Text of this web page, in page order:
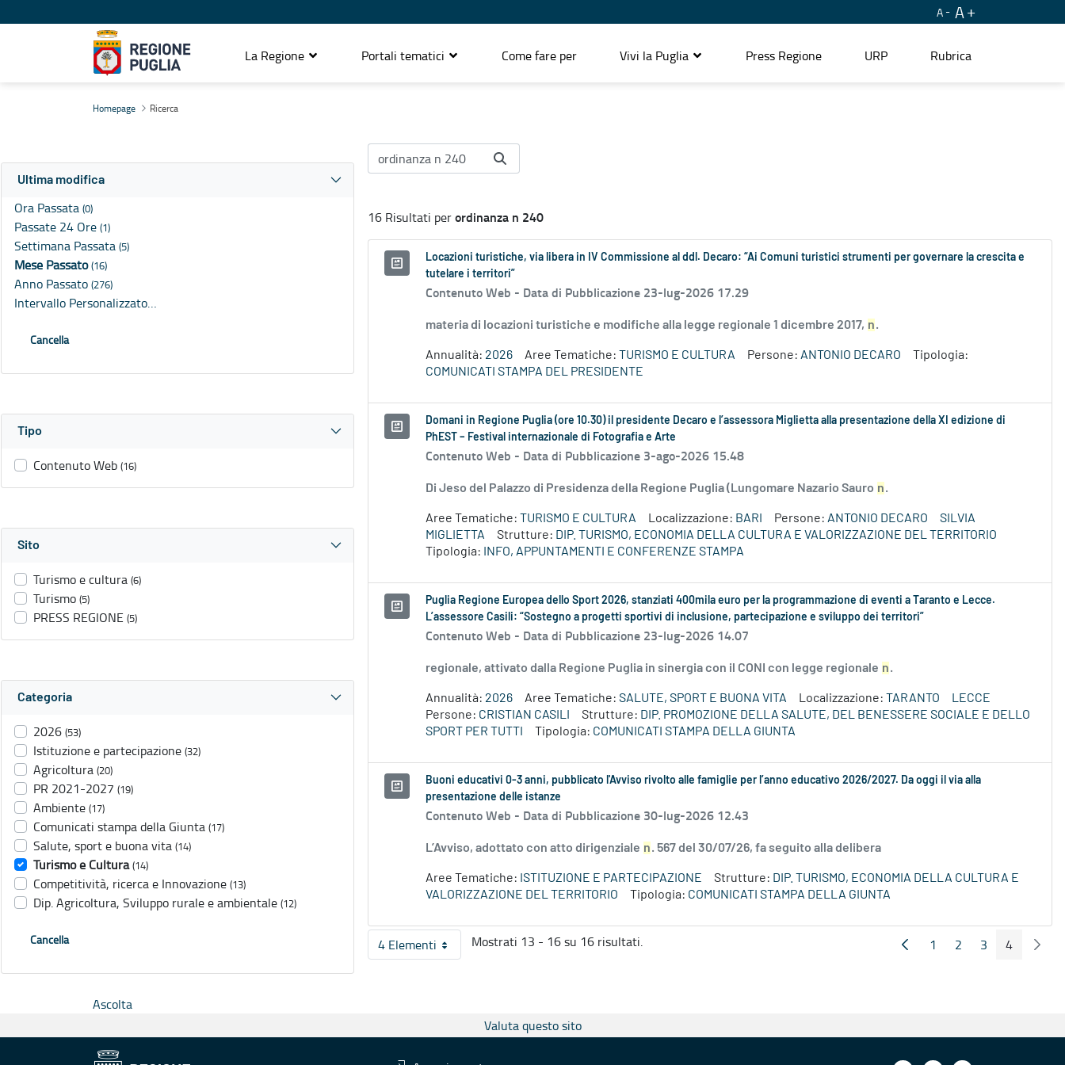
A A
La Regione Portali tematici Come fare per Vivi la Puglia Press Regione URP Rubrica
Homepage Ricerca
Ultima modifica
Ora Passata (0)
Passate 24 Ore (1)
Settimana Passata (5)
Mese Passato(16)
Anno Passato (276)
Intervallo Personalizzato…
Cancella
Tipo
Contenuto Web (16)
Sito
Turismo e cultura (6)
Turismo (5)
PRESS REGIONE (5)
Categoria
2026 (53)
Istituzione e partecipazione (32)
Agricoltura (20)
PR 2021-2027 (19)
Ambiente (17)
Comunicati stampa della Giunta (17)
Salute, sport e buona vita (14)
Turismo e Cultura (14)
Competitività, ricerca e Innovazione (13)
Dip. Agricoltura, Sviluppo rurale e ambientale (12)
Cancella
16 Risultati perordinanza n 240
Locazioni turistiche, via libera in IV Commissione al ddl. Decaro: “Ai Comuni turistici strumenti per governare la crescita e
tutelare i territori”
Contenuto Web - Data di Pubblicazione 23-lug-2026 17.29
materia di locazioni turistiche e modifiche alla legge regionale 1 dicembre 2017, n.
Annualità: 2026 Aree Tematiche: TURISMO E CULTURA Persone: ANTONIO DECARO
Tipologia:
COMUNICATI STAMPA DEL PRESIDENTE
Domani in Regione Puglia (ore 10.30) il presidente Decaro e l’assessora Miglietta alla presentazione della XI edizione di
PhEST – Festival internazionale di Fotografia e Arte
Contenuto Web - Data di Pubblicazione 3-ago-2026 15.48
Di Jeso del Palazzo di Presidenza della Regione Puglia (Lungomare Nazario Sauro n.
Aree Tematiche: TURISMO E CULTURA Localizzazione: BARI Persone: ANTONIO DECARO
SILVIA
MIGLIETTA
Strutture: DIP. TURISMO, ECONOMIA DELLA CULTURA E VALORIZZAZIONE DEL TERRITORIO
Tipologia:
INFO, APPUNTAMENTI E CONFERENZE STAMPA
Puglia Regione Europea dello Sport 2026, stanziati 400mila euro per la programmazione di eventi a Taranto e Lecce.
L’assessore Casili: “Sostegno a progetti sportivi di inclusione, partecipazione e sviluppo dei territori”
Contenuto Web - Data di Pubblicazione 23-lug-2026 14.07
regionale, attivato dalla Regione Puglia in sinergia con il CONI con legge regionale n.
Annualità: 2026 Aree Tematiche: SALUTE, SPORT E BUONA VITA Localizzazione: TARANTO
LECCE
Persone: CRISTIAN CASILI Strutture: DIP. PROMOZIONE DELLA SALUTE, DEL BENESSERE SOCIALE E DELLO
SPORT PER TUTTI
Tipologia: COMUNICATI STAMPA DELLA GIUNTA
Buoni educativi 0-3 anni, pubblicato l'Avviso rivolto alle famiglie per l’anno educativo 2026/2027. Da oggi il via alla
presentazione delle istanze
Contenuto Web - Data di Pubblicazione 30-lug-2026 12.43
L’Avviso, adottato con atto dirigenziale n. 567 del 30/07/26, fa seguito alla delibera
Aree Tematiche: ISTITUZIONE E PARTECIPAZIONE Strutture: DIP. TURISMO, ECONOMIA DELLA CULTURA E
VALORIZZAZIONE DEL TERRITORIO
Tipologia: COMUNICATI STAMPA DELLA GIUNTA
4 ElementiPer pagina
Mostrati 13 - 16 su 16 risultati. Pagina Precedente
Pagina
1 Pagina
2 Pagina
3 Pagina
4
Ascolta
Valuta questo sito